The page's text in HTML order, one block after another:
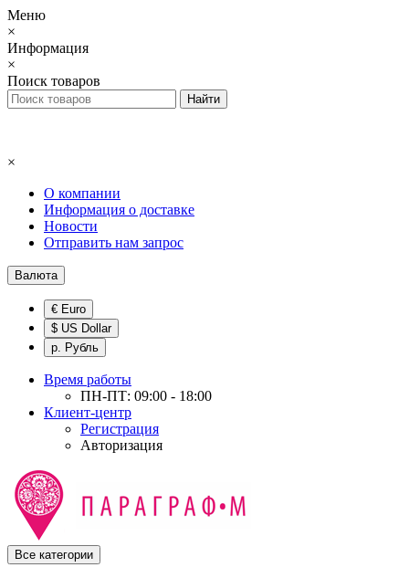
Меню
×
Информация
×
Поиск товаров
×
О компании
Информация о доставке
Новости
Отправить нам запрос
Валюта
€ Euro
$ US Dollar
р. Рубль
Время работы
ПН-ПТ: 09:00 - 18:00
Клиент-центр
Регистрация
Авторизация
Все категории